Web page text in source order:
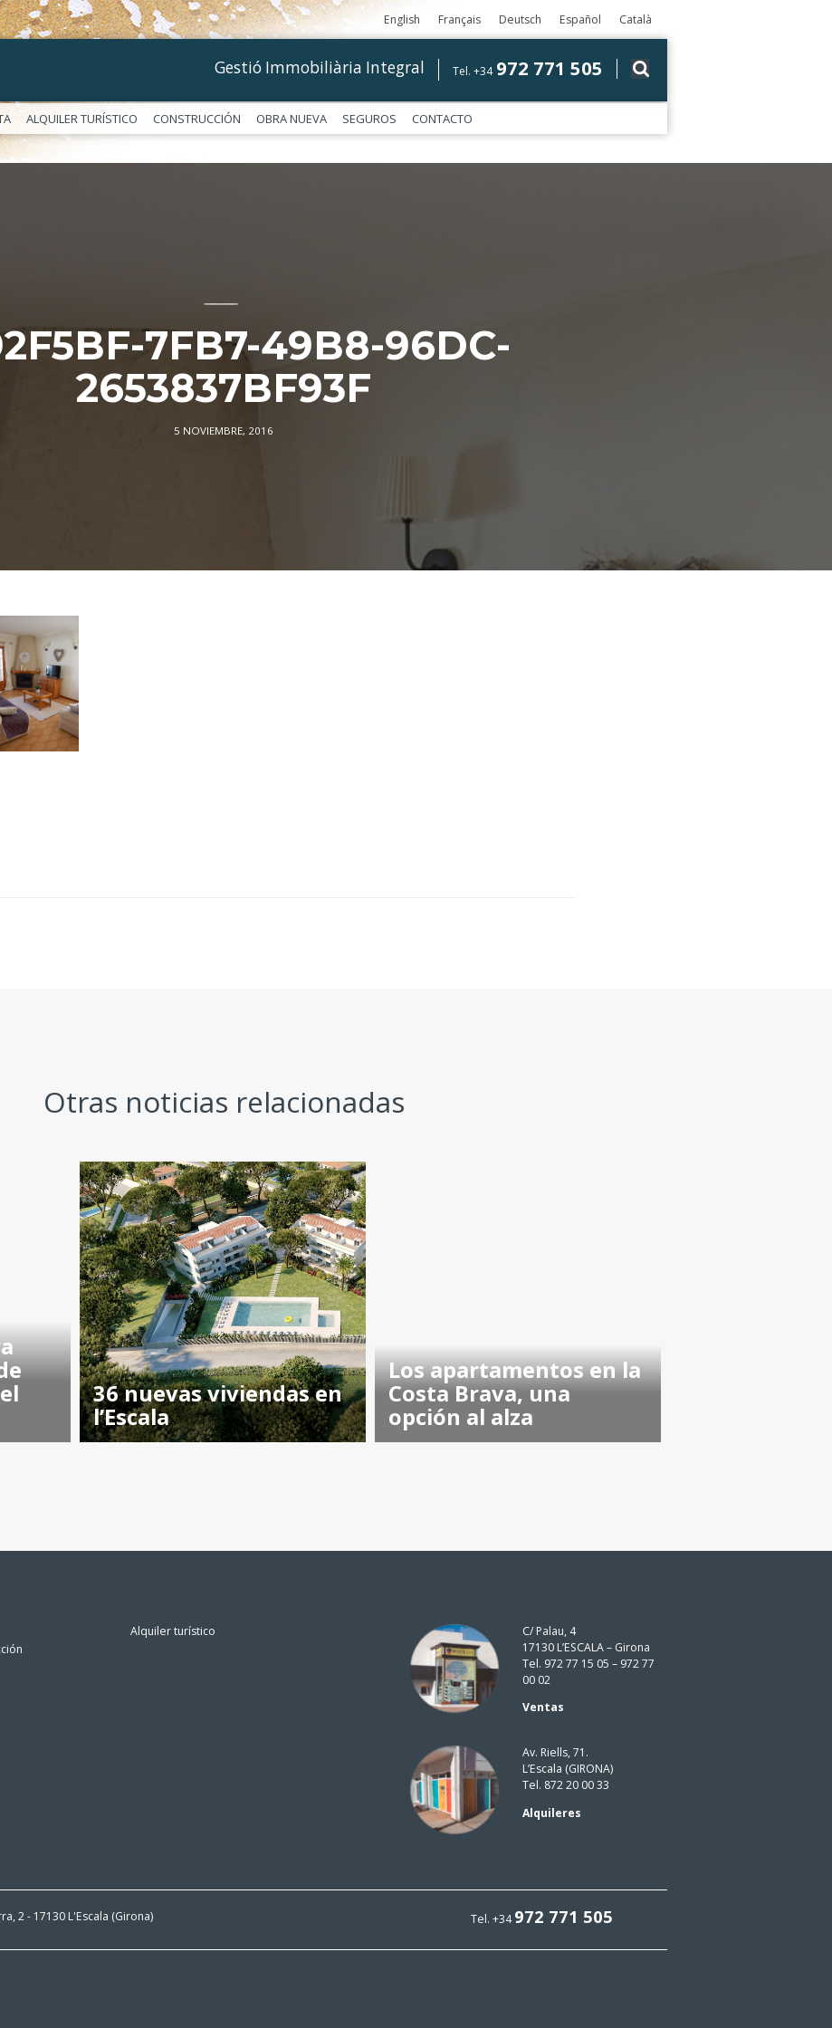
English Français Deutsch Español Català
Tel. +34 972 771 505
Gestió Immobiliària Integral
ALQUILER TURÍSTICO CONSTRUCCIÓN OBRA NUEVA SEGUROS CONTACTO
––––––––––––
7FB7-49B8-96DC-
2653837BF93F
5 NOVIEMBRE, 2016
Otras noticias relacionadas
36 nuevas viviendas en
l’Escala
Los apartamentos en la
Costa Brava, una
opción al alza
Alquiler turístico
C/ Palau, 4
17130 L’ESCALA – Girona
Tel. 972 77 15 05 – 972 77
00 02
Ventas
Av. Riells, 71.
L’Escala (GIRONA)
Tel. 872 20 00 33
Alquileres
Tel. +34972 771 505
2 - 17130 L'Escala (Girona)